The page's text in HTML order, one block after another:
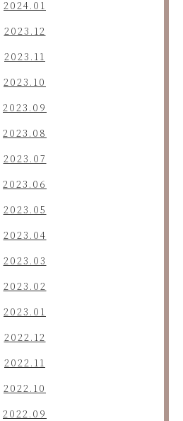
2024.01
2023.12
2023.11
2023.10
2023.09
2023.08
2023.07
2023.06
2023.05
2023.04
2023.03
2023.02
2023.01
2022.12
2022.11
2022.10
2022.09